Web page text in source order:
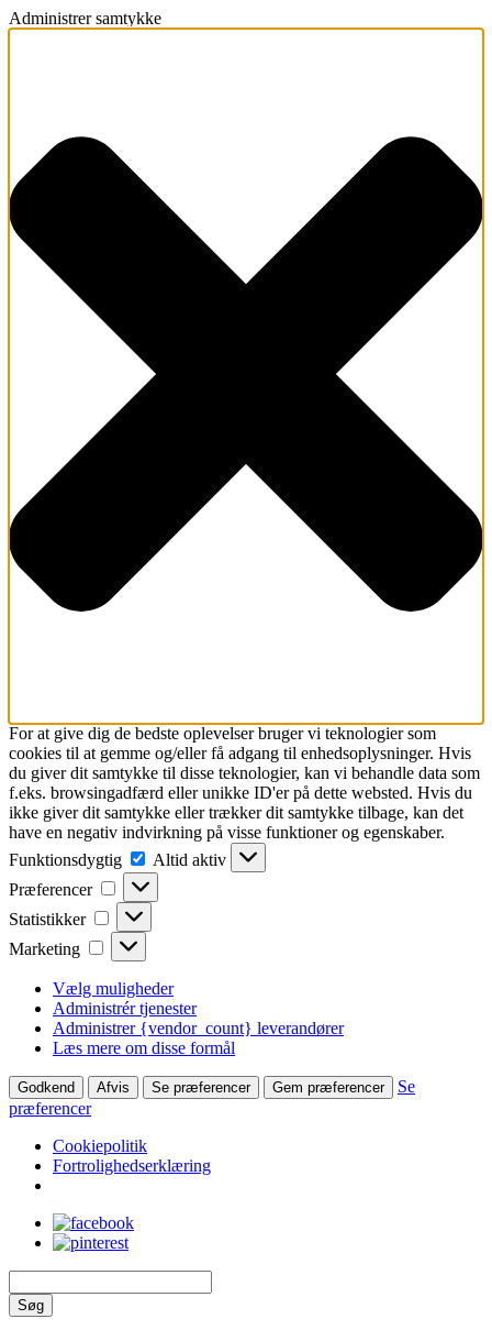
Administrer samtykke
For at give dig de bedste oplevelser bruger vi teknologier som
cookies til at gemme og/eller få adgang til enhedsoplysninger. Hvis
du giver dit samtykke til disse teknologier, kan vi behandle data som
f.eks. browsingadfærd eller unikke ID'er på dette websted. Hvis du
ikke giver dit samtykke eller trækker dit samtykke tilbage, kan det
have en negativ indvirkning på visse funktioner og egenskaber.
Funktionsdygtig
Funktionsdygtig
Altid aktiv
Præferencer
Præferencer
Statistikker Statistikker
Marketing Marketing
Vælg muligheder
Administrér tjenester
Administrer {vendor_count} leverandører
Læs mere om disse formål
Godkend Afvis Se præferencer Gem præferencer
Se
præferencer
Cookiepolitik
Fortrolighedserklæring
Søg